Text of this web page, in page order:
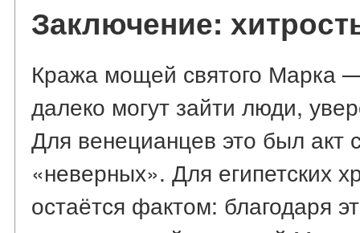
Заключение:
Кража мощей святого Марка
далеко могут зайти люди,
Для венецианцев это был акт
«неверных». Для египетских
остаётся фактом: благодаря